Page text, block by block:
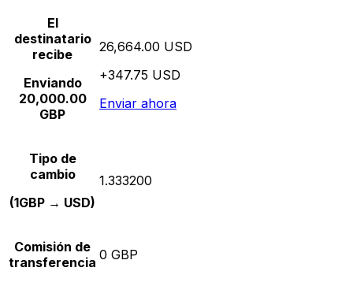
El
destinatario
recibe
Enviando
20,000.00
GBP
26,664.00 USD
+347.75 USD
Enviar ahora
Tipo de
cambio
(1GBP → USD)
1.333200
Comisión de
transferencia 0 GBP